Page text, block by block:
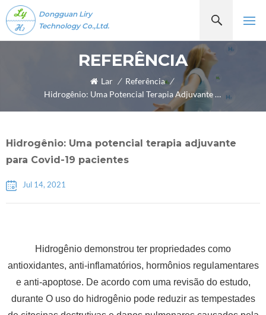
Dongguan Liry
Technology Co.,Ltd.
REFERÊNCIA
Lar / Referência /
Hidrogênio: Uma Potencial Terapia Adjuvante Para Covid-19 Pacientes
Hidrogênio: Uma potencial terapia adjuvante
para Covid-19 pacientes
Jul 14, 2021
Hidrogênio demonstrou ter propriedades como
antioxidantes, anti-inflamatórios, hormônios regulamentares
e anti-apoptose. De acordo com uma revisão do estudo,
durante O uso do hidrogênio pode reduzir as tempestades